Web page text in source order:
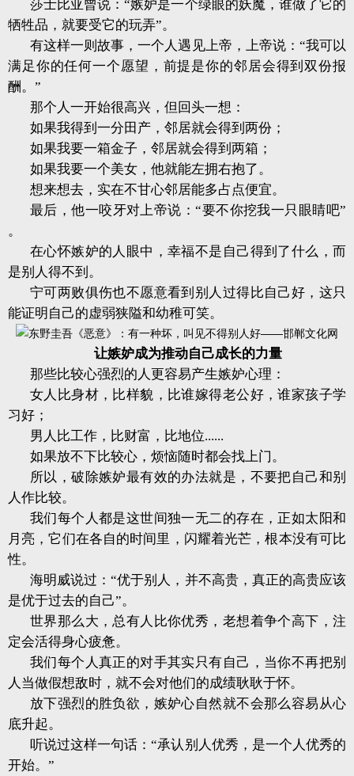
莎士比亚曾说：“嫉妒是一个绿眼的妖魔，谁做了它的
牺牲品，就要受它的玩弄”。
有这样一则故事，一个人遇见上帝，上帝说：“我可以
满足你的任何一个愿望，前提是你的邻居会得到双份报
酬。”
那个人一开始很高兴，但回头一想：
如果我得到一分田产，邻居就会得到两份；
如果我要一箱金子，邻居就会得到两箱；
如果我要一个美女，他就能左拥右抱了。
想来想去，实在不甘心邻居能多占点便宜。
最后，他一咬牙对上帝说：“要不你挖我一只眼睛吧”
。
在心怀嫉妒的人眼中，幸福不是自己得到了什么，而
是别人得不到。
宁可两败俱伤也不愿意看到别人过得比自己好，这只
能证明自己的虚弱狭隘和幼稚可笑。
让嫉妒成为推动自己成长的力量
那些比较心强烈的人更容易产生嫉妒心理：
女人比身材，比样貌，比谁嫁得老公好，谁家孩子学
习好；
男人比工作，比财富，比地位......
如果放不下比较心，烦恼随时都会找上门。
所以，破除嫉妒最有效的办法就是，不要把自己和别
人作比较。
我们每个人都是这世间独一无二的存在，正如太阳和
月亮，它们在各自的时间里，闪耀着光芒，根本没有可比
性。
海明威说过：“优于别人，并不高贵，真正的高贵应该
是优于过去的自己”。
世界那么大，总有人比你优秀，老想着争个高下，注
定会活得身心疲惫。
我们每个人真正的对手其实只有自己，当你不再把别
人当做假想敌时，就不会对他们的成绩耿耿于怀。
放下强烈的胜负欲，嫉妒心自然就不会那么容易从心
底升起。
听说过这样一句话：“承认别人优秀，是一个人优秀的
开始。”